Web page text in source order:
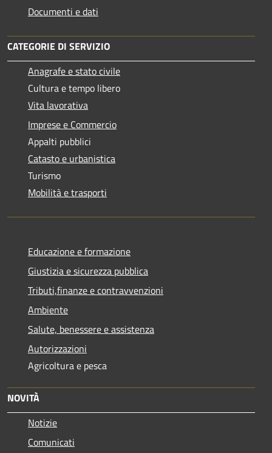
Documenti e dati
CATEGORIE DI SERVIZIO
Anagrafe e stato civile
Cultura e tempo libero
Vita lavorativa
Imprese e Commercio
Appalti pubblici
Catasto e urbanistica
Turismo
Mobilità e trasporti
Educazione e formazione
Giustizia e sicurezza pubblica
Tributi,finanze e contravvenzioni
Ambiente
Salute, benessere e assistenza
Autorizzazioni
Agricoltura e pesca
NOVITÀ
Notizie
Comunicati